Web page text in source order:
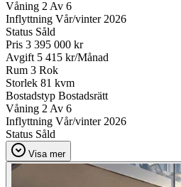
Våning 2 Av 6
Inflyttning Vår/vinter 2026
Status Såld
Pris 3 395 000 kr
Avgift 5 415 kr/Månad
Rum 3 Rok
Storlek 81 kvm
Bostadstyp Bostadsrätt
Våning 2 Av 6
Inflyttning Vår/vinter 2026
Status Såld
Visa mer